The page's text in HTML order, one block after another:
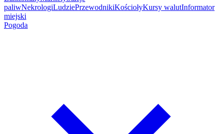
paliwNekrologiLudziePrzewodnikiKościołyKursy walutInformator
miejski
Pogoda